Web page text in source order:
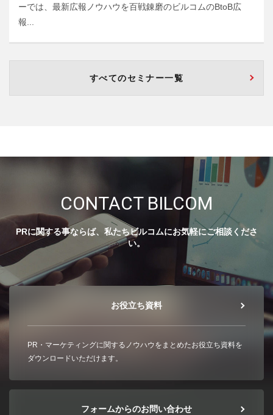
ーでは、最新広報ノウハウを百戦錬磨のビルコムのBtoB広
報...
すべてのセミナー一覧
CONTACT BILCOM
PRに関する事ならば、私たちビルコムにお気軽にご相談くださ
い。
お役立ち資料
PR・マーケティングに関するノウハウをまとめたお役立ち資料を
ダウンロードいただけます。
フォームからのお問い合わせ